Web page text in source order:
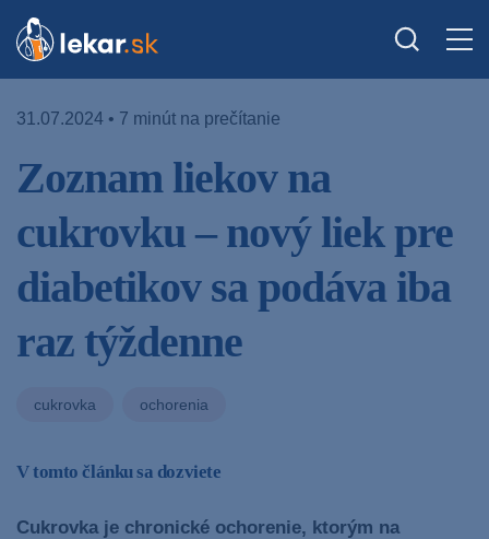
31.07.2024 • 7 minút na prečítanie
Zoznam liekov na
cukrovku – nový liek pre
diabetikov sa podáva iba
raz týždenne
cukrovka ochorenia
V tomto článku sa dozviete
Cukrovka je chronické ochorenie, ktorým na